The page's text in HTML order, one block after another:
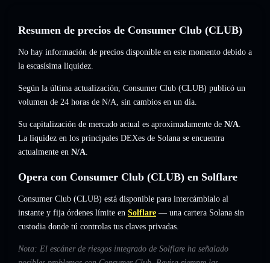
Resumen de precios de Consumer Club (CLUB)
No hay información de precios disponible en este momento debido a
la escasísima liquidez.
Según la última actualización, Consumer Club (CLUB) publicó un
volumen de 24 horas de N/A, sin cambios en un día.
Su capitalización de mercado actual es aproximadamente de N/A.
La liquidez en los principales DEXes de Solana se encuentra
actualmente en N/A.
Opera con Consumer Club (CLUB) en Solflare
Consumer Club (CLUB) está disponible para intercámbialo al
instante y fija órdenes límite en Solflare — una cartera Solana sin
custodia donde tú controlas tus claves privadas.
Nota: El escáner de riesgos integrado de Solflare ha señalado